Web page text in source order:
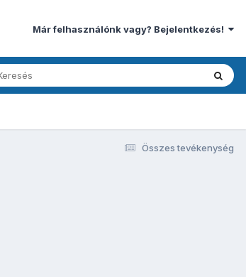
Már felhasználónk vagy? Bejelentkezés!
Összes tevékenység